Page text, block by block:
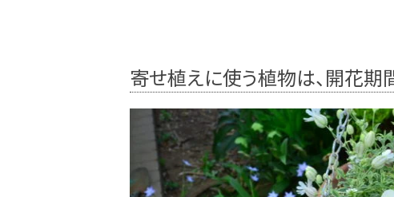
寄せ植えに使う植物は、開花期